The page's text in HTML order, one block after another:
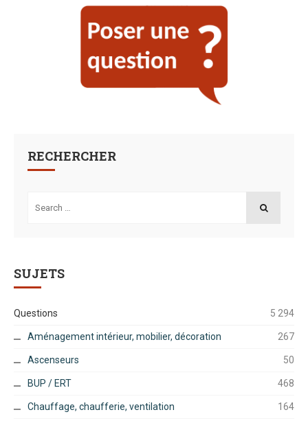
RECHERCHER
for:
SUJETS
Questions 5 294
Aménagement intérieur, mobilier, décoration 267
Ascenseurs 50
BUP / ERT 468
Chauffage, chaufferie, ventilation 164